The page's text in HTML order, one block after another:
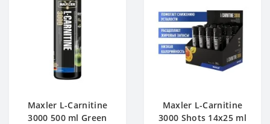
Maxler L-Carnitine
3000 500 ml Green
Maxler L-Carnitine
3000 Shots 14x25 ml